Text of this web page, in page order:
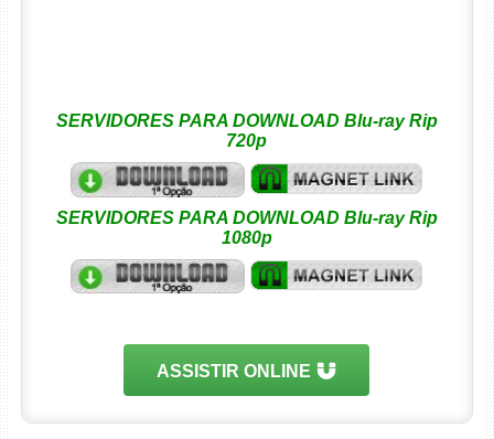
SERVIDORES PARA DOWNLOAD Blu-ray Rip
720p
SERVIDORES PARA DOWNLOAD Blu-ray Rip
1080p
ASSISTIR ONLINE